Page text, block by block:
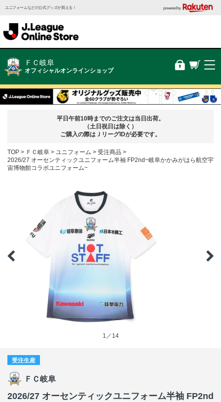
ユニフォームなどの公式グッズが買える！ powered by
ＦＣ岐阜
オフィシャルオンラインショップ
平日午前10時までのご注文は当日出荷。
（土日祝日は除く）
ご購入の際はＪリーグIDが必要です。
TOP ＦＣ岐阜 ユニフォーム
受注商品
2026/27 オーセンティックユニフォーム半袖 FP2nd~岐阜かかみがはら航空宇
宙博物館コラボユニフォーム~
1／14
受注生産
ＦＣ岐阜
2026/27 オーセンティックユニフォーム半袖 FP2nd